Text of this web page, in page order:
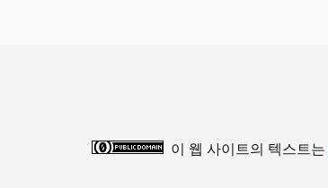
이 웹 사이트의 텍스트는